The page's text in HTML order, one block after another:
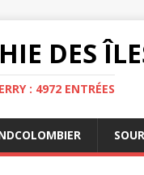
DES
: 4972 ENTRÉES